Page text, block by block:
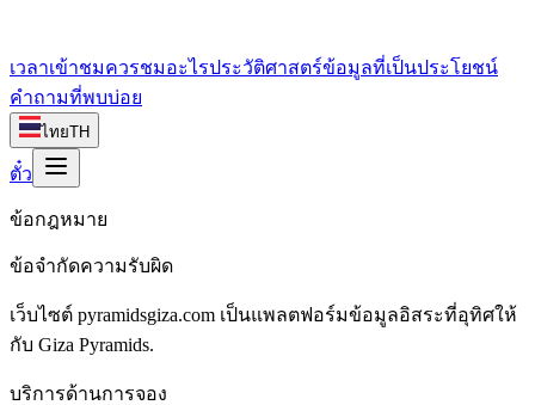
เวลาเข้าชมควรชมอะไรประวัติศาสตร์ข้อมูลที่เป็นประโยชน์
คำถามที่พบบ่อย
ไทยTH
ตั๋ว
ข้อกฎหมาย
ข้อจำกัดความรับผิด
เว็บไซต์ pyramidsgiza.com เป็นแพลตฟอร์มข้อมูลอิสระที่อุทิศให้
กับ Giza Pyramids.
บริการด้านการจอง